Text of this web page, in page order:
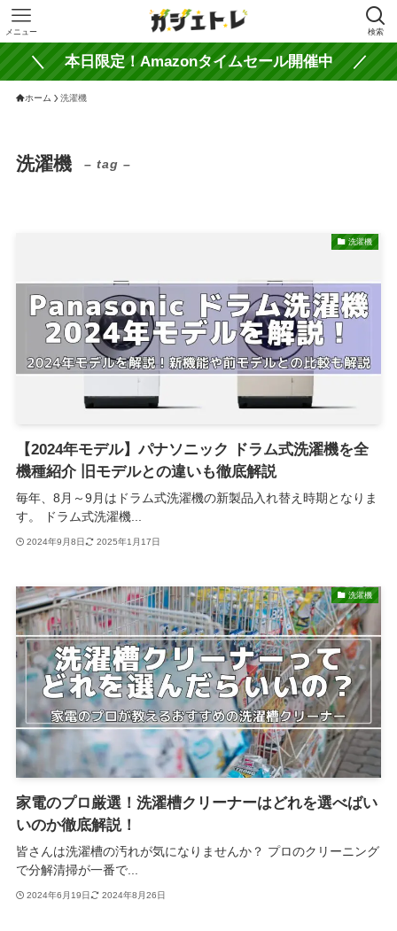
検索
メニュー
＼ 本日限定！Amazonタイムセール開催中 ／
ホーム 洗濯機
洗濯機 – tag –
洗濯機
【2024年モデル】パナソニック ドラム式洗濯機を全
機種紹介 旧モデルとの違いも徹底解説
毎年、8月～9月はドラム式洗濯機の新製品入れ替え時期となりま
す。 ドラム式洗濯機...
2024年9月8日 2025年1月17日
洗濯機
家電のプロ厳選！洗濯槽クリーナーはどれを選べばい
いのか徹底解説！
皆さんは洗濯槽の汚れが気になりませんか？ プロのクリーニング
で分解清掃が一番で...
2024年6月19日 2024年8月26日